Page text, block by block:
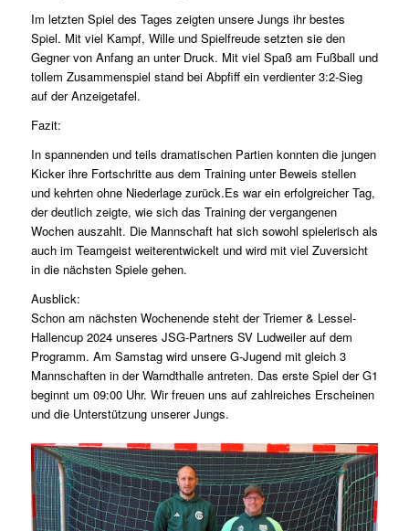
Im letzten Spiel des Tages zeigten unsere Jungs ihr bestes
Spiel. Mit viel Kampf, Wille und Spielfreude setzten sie den
Gegner von Anfang an unter Druck. Mit viel Spaß am Fußball und
tollem Zusammenspiel stand bei Abpfiff ein verdienter 3:2-Sieg
auf der Anzeigetafel.
Fazit:
In spannenden und teils dramatischen Partien konnten die jungen
Kicker ihre Fortschritte aus dem Training unter Beweis stellen
und kehrten ohne Niederlage zurück.Es war ein erfolgreicher Tag,
der deutlich zeigte, wie sich das Training der vergangenen
Wochen auszahlt. Die Mannschaft hat sich sowohl spielerisch als
auch im Teamgeist weiterentwickelt und wird mit viel Zuversicht
in die nächsten Spiele gehen.
Ausblick:
Schon am nächsten Wochenende steht der Triemer & Lessel-
Hallencup 2024 unseres JSG-Partners SV Ludweiler auf dem
Programm. Am Samstag wird unsere G-Jugend mit gleich 3
Mannschaften in der Warndthalle antreten. Das erste Spiel der G1
beginnt um 09:00 Uhr. Wir freuen uns auf zahlreiches Erscheinen
und die Unterstützung unserer Jungs.